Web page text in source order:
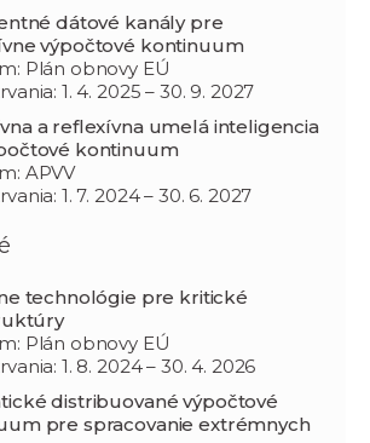
dátové kanály pre
výpočtové kontinuum
Plán obnovy EÚ
1. 4. 2025 – 30. 9. 2027
a reflexívna umelá inteligencia
kontinuum
APVV
1. 7. 2024 – 30. 6. 2027
technológie pre kritické
Plán obnovy EÚ
1. 8. 2024 – 30. 4. 2026
distribuované výpočtové
pre spracovanie extrémnych